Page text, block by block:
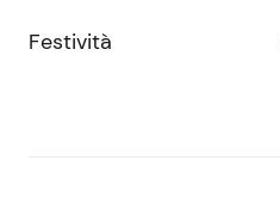
Festività